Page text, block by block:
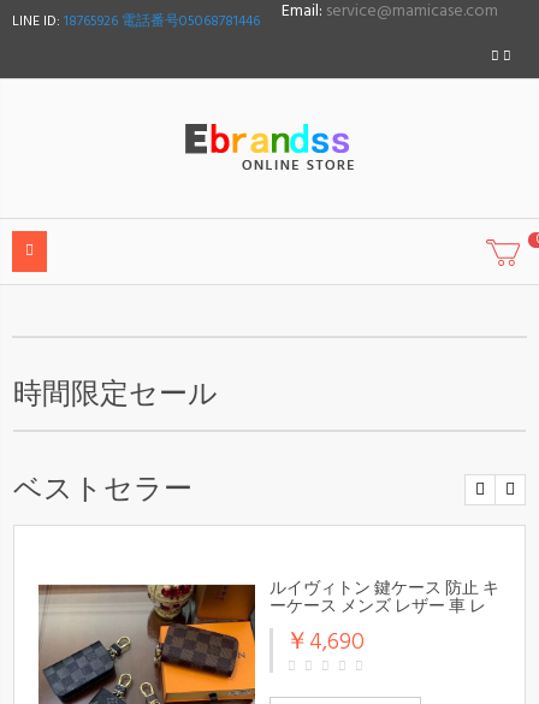
LINE ID: 18765926 電話番号05068781446 Email: service@mamicase.com
時間限定セール
ベストセラー
ルイヴィトン 鍵ケース 防止 キ
ーケース メンズ レザー 車 レ
ディース
￥4,690